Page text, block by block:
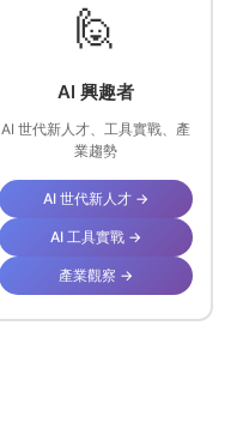
🙋
AI 興趣者
AI 世代新人才、工具實戰、產
業趨勢
AI 世代新人才 →
AI 工具實戰 →
產業觀察 →